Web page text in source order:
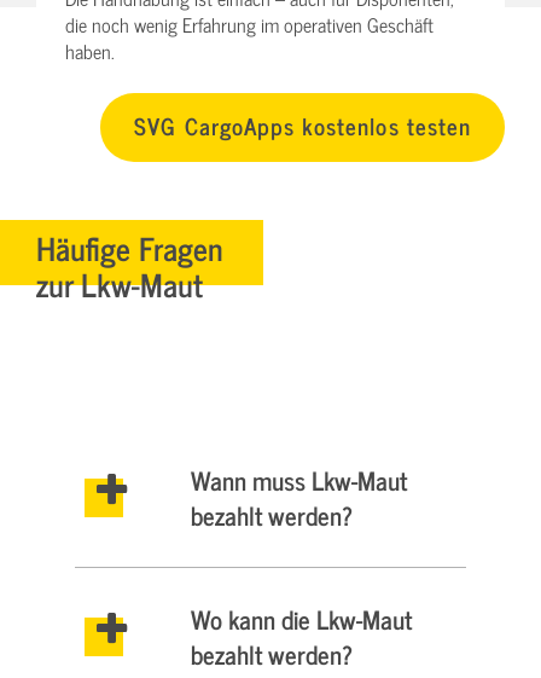
die noch wenig Erfahrung im operativen Geschäft
haben.
SVG CargoApps kostenlos testen
Häufige Fragen
zur Lkw-Maut
Wann muss Lkw-Maut
bezahlt werden?
Wo kann die Lkw-Maut
bezahlt werden?